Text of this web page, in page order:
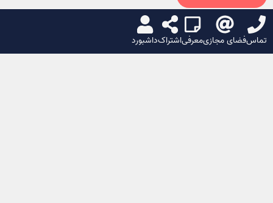
تماسفضای مجازیمعرفیاشتراکداشبورد
سبد خرید